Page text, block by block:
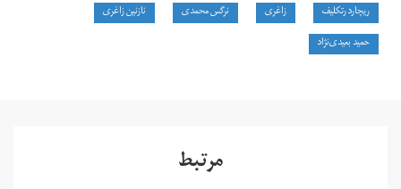
ریچارد رتکلیف زاغری نرگس محمدی
نازنین زاغری
حمید بعیدی‌نژاد
مرتبط